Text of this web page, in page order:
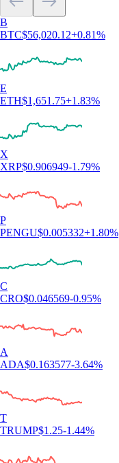
B
BTC$56,020.12+0.81%
E
ETH$1,651.75+1.83%
X
XRP$0.906949-1.79%
P
PENGU$0.005332+1.80%
C
CRO$0.046569-0.95%
A
ADA$0.163577-3.64%
T
TRUMP$1.25-1.44%